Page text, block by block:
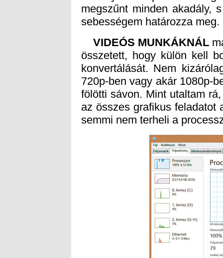
sebességem határozza meg.
VIDEÓS MUNKÁKNÁL az
semmi nem terheli a